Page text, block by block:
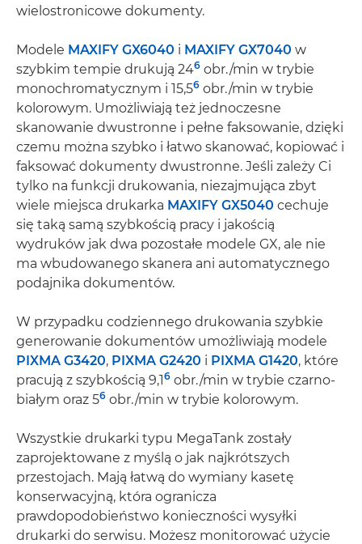
wielostronicowe dokumenty.
Modele MAXIFY GX6040 i MAXIFY GX7040 w
szybkim tempie drukują 246 obr./min w trybie
monochromatycznym i 15,56 obr./min w trybie
kolorowym. Umożliwiają też jednoczesne
skanowanie dwustronne i pełne faksowanie, dzięki
czemu można szybko i łatwo skanować, kopiować i
faksować dokumenty dwustronne. Jeśli zależy Ci
tylko na funkcji drukowania, niezajmująca zbyt
wiele miejsca drukarka MAXIFY GX5040 cechuje
się taką samą szybkością pracy i jakością
wydruków jak dwa pozostałe modele GX, ale nie
ma wbudowanego skanera ani automatycznego
podajnika dokumentów.
W przypadku codziennego drukowania szybkie
generowanie dokumentów umożliwiają modele
PIXMA G3420, PIXMA G2420 i PIXMA G1420, które
pracują z szybkością 9,16 obr./min w trybie czarno-
białym oraz 56 obr./min w trybie kolorowym.
Wszystkie drukarki typu MegaTank zostały
zaprojektowane z myślą o jak najkrótszych
przestojach. Mają łatwą do wymiany kasetę
konserwacyjną, która ogranicza
prawdopodobieństwo konieczności wysyłki
drukarki do serwisu. Możesz monitorować użycie